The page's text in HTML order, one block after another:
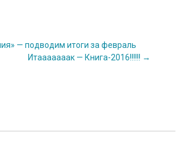
— подводим итоги за февраль
Итааааааак — Книга-2016!!!!!! →